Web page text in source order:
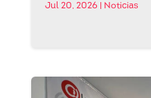
Jul 20, 2026 Noticias